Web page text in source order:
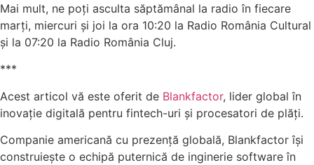
Mai mult, ne poți asculta săptămânal la radio în fiecare
marți, miercuri și joi la ora 10:20 la Radio România Cultural
și la 07:20 la Radio România Cluj.
***
Acest articol vă este oferit de Blankfactor, lider global în
inovație digitală pentru fintech-uri și procesatori de plăți.
Companie americană cu prezență globală, Blankfactor își
construiește o echipă puternică de inginerie software în